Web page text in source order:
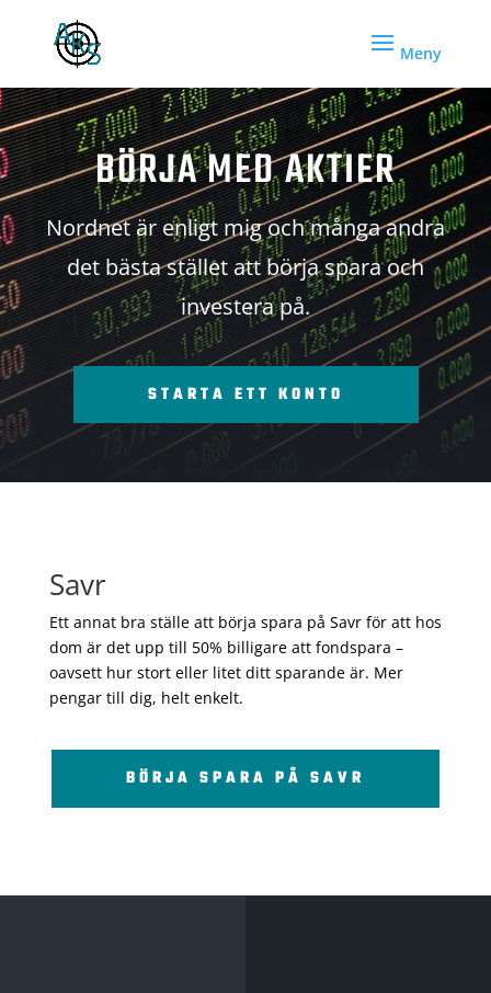
BÖRJA MED AKTIER
Nordnet är enligt mig och många andra
det bästa stället att börja spara och
investera på.
STARTA ETT KONTO
Savr
Ett annat bra ställe att börja spara på Savr för att hos
dom är det upp till 50% billigare att fondspara –
oavsett hur stort eller litet ditt sparande är. Mer
pengar till dig, helt enkelt.
BÖRJA SPARA PÅ SAVR